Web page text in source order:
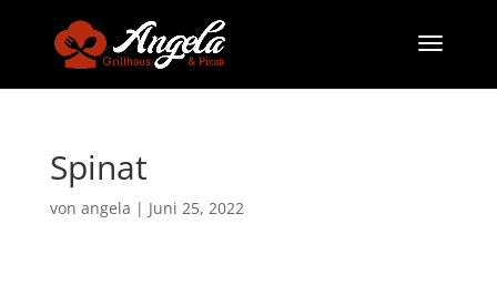
Spinat
von angela | Juni 25, 2022